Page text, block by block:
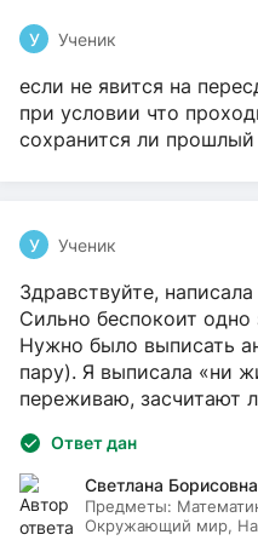
У Ученик
если не явится на
при условии что
сохранится ли прошлый
У Ученик
Здравствуйте,
Сильно беспокоит одно
Нужно было выписать
пару). Я выписала «ни
переживаю, засчитают
Ответ дан
Светлана Борисовна
Предметы:
Окружающий мир,